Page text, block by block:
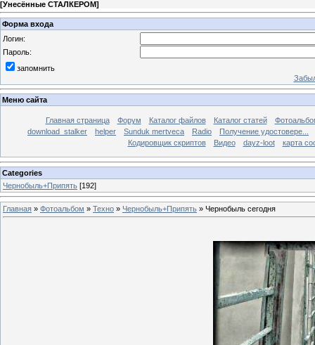
[Унесённые СТАЛКЕРОМ]
Форма входа
Логин:
Пароль:
запомнить
Меню сайта
Главная страница Форум Каталог файлов Каталог статей
download_stalker
helper Sunduk mertveca Radio
Получение удостовере...
Кодировщик скриптов
Видео dayz-loot карта
Categories
Чернобыль+Припять [192]
Главная » Фотоальбом » Техно » Чернобыль+Припять » Чернобыль сегодня